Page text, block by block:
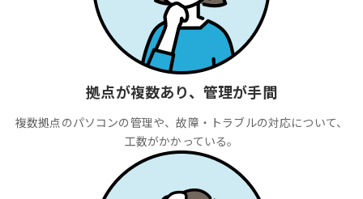
拠点が複数あり、管理が手間
複数拠点のパソコンの管理や、故障・トラブルの対応について、
工数がかかっている。